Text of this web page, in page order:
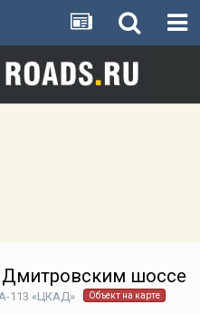
Дмитровским шоссе
113 «ЦКАД» Объект на карте